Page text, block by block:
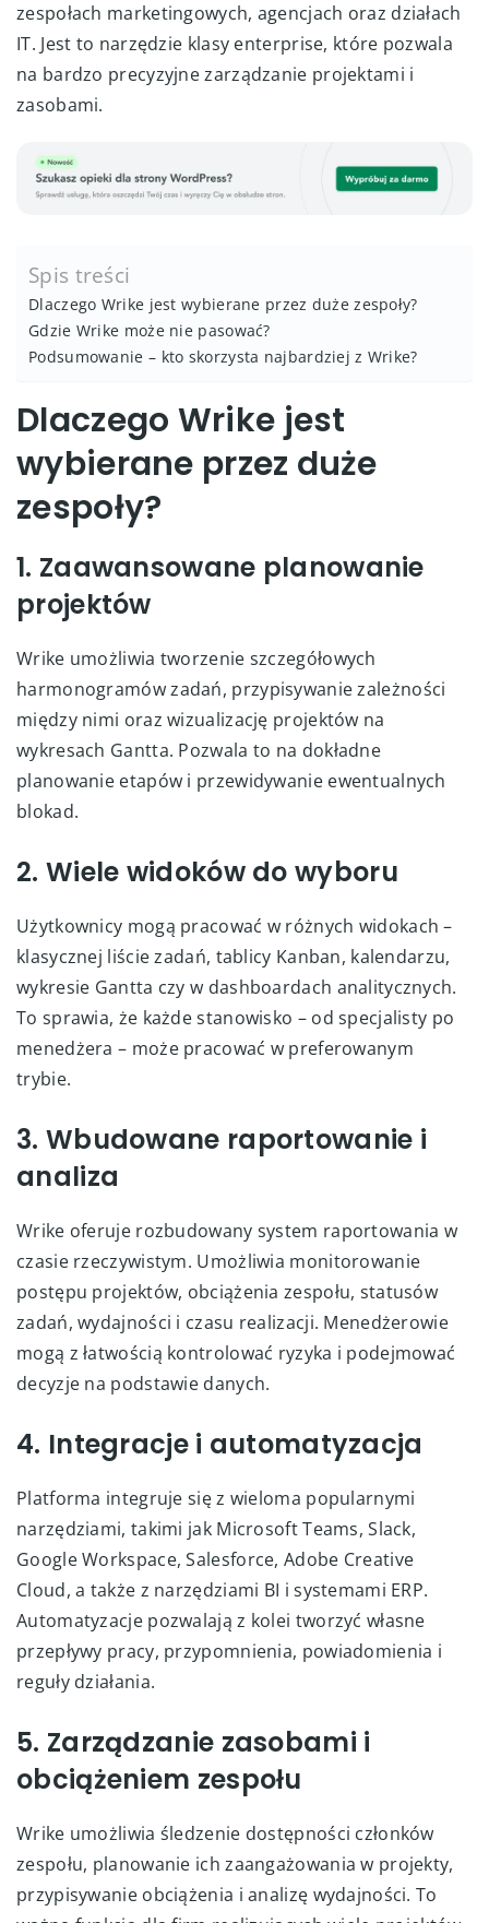
zespołach marketingowych, agencjach oraz działach
IT. Jest to narzędzie klasy enterprise, które pozwala
na bardzo precyzyjne zarządzanie projektami i
zasobami.
Spis treści
Dlaczego Wrike jest wybierane przez duże zespoły?
Gdzie Wrike może nie pasować?
Podsumowanie – kto skorzysta najbardziej z Wrike?
Dlaczego Wrike jest
wybierane przez duże
zespoły?
1. Zaawansowane planowanie
projektów
Wrike umożliwia tworzenie szczegółowych
harmonogramów zadań, przypisywanie zależności
między nimi oraz wizualizację projektów na
wykresach Gantta. Pozwala to na dokładne
planowanie etapów i przewidywanie ewentualnych
blokad.
2. Wiele widoków do wyboru
Użytkownicy mogą pracować w różnych widokach –
klasycznej liście zadań, tablicy Kanban, kalendarzu,
wykresie Gantta czy w dashboardach analitycznych.
To sprawia, że każde stanowisko – od specjalisty po
menedżera – może pracować w preferowanym
trybie.
3. Wbudowane raportowanie i
analiza
Wrike oferuje rozbudowany system raportowania w
czasie rzeczywistym. Umożliwia monitorowanie
postępu projektów, obciążenia zespołu, statusów
zadań, wydajności i czasu realizacji. Menedżerowie
mogą z łatwością kontrolować ryzyka i podejmować
decyzje na podstawie danych.
4. Integracje i automatyzacja
Platforma integruje się z wieloma popularnymi
narzędziami, takimi jak Microsoft Teams, Slack,
Google Workspace, Salesforce, Adobe Creative
Cloud, a także z narzędziami BI i systemami ERP.
Automatyzacje pozwalają z kolei tworzyć własne
przepływy pracy, przypomnienia, powiadomienia i
reguły działania.
5. Zarządzanie zasobami i
obciążeniem zespołu
Wrike umożliwia śledzenie dostępności członków
zespołu, planowanie ich zaangażowania w projekty,
przypisywanie obciążenia i analizę wydajności. To